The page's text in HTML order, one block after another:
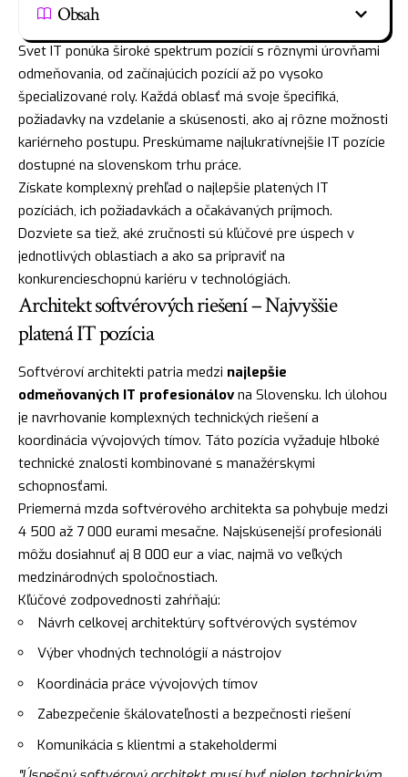
Obsah
Svet IT ponúka široké spektrum pozícií s rôznymi úrovňami
odmeňovania, od začínajúcich pozícií až po vysoko
špecializované roly. Každá oblasť má svoje špecifiká,
požiadavky na vzdelanie a skúsenosti, ako aj rôzne možnosti
kariérneho postupu. Preskúmame najlukratívnejšie IT pozície
dostupné na slovenskom trhu práce.
Získate komplexný prehľad o najlepšie platených IT
pozíciách, ich požiadavkách a očakávaných príjmoch.
Dozviete sa tiež, aké zručnosti sú kľúčové pre úspech v
jednotlivých oblastiach a ako sa pripraviť na
konkurencieschopnú kariéru v technológiách.
Architekt softvérových riešení – Najvyššie
platená IT pozícia
Softvéroví architekti patria medzi najlepšie
odmeňovaných IT profesionálovna Slovensku. Ich úlohou
je navrhovanie komplexných technických riešení a
koordinácia vývojových tímov. Táto pozícia vyžaduje hlboké
technické znalosti kombinované s manažérskymi
schopnosťami.
Priemerná mzda softvérového architekta sa pohybuje medzi
4 500 až 7 000 eurami mesačne. Najskúsenejší profesionáli
môžu dosiahnuť aj 8 000 eur a viac, najmä vo veľkých
medzinárodných spoločnostiach.
Kľúčové zodpovednosti zahŕňajú:
Návrh celkovej architektúry softvérových systémov
Výber vhodných technológií a nástrojov
Koordinácia práce vývojových tímov
Zabezpečenie škálovateľnosti a bezpečnosti riešení
Komunikácia s klientmi a stakeholdermi